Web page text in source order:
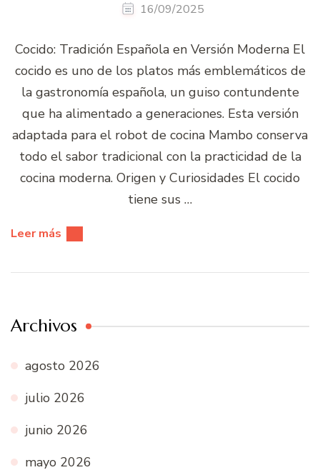
16/09/2025
Cocido: Tradición Española en Versión Moderna El
cocido es uno de los platos más emblemáticos de
la gastronomía española, un guiso contundente
que ha alimentado a generaciones. Esta versión
adaptada para el robot de cocina Mambo conserva
todo el sabor tradicional con la practicidad de la
cocina moderna. Origen y Curiosidades El cocido
tiene sus …
Leer más
Archivos
agosto 2026
julio 2026
junio 2026
mayo 2026